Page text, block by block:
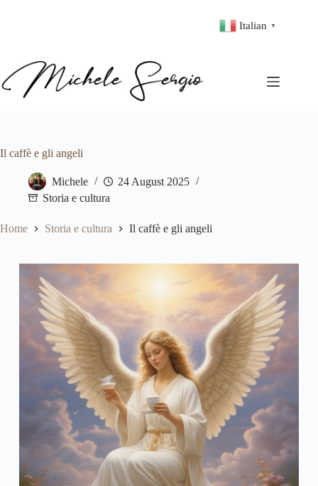
Italian ▼
Il caffè e gli angeli
Michele
24 August 2025
Storia e cultura
Home Storia e cultura Il caffè e gli angeli